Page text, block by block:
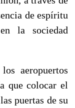
de espíritu
la sociedad
aeropuertos
que colocar el
puertas de su